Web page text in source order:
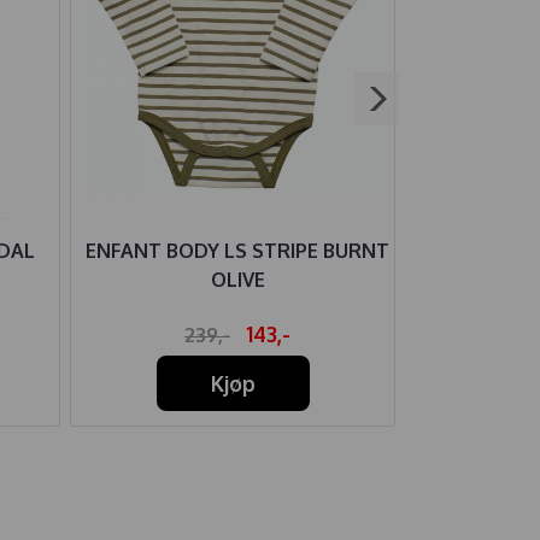
ENFANT BODY LS STRIPE BURNT
OLIVE
239,-
143,-
Kjøp